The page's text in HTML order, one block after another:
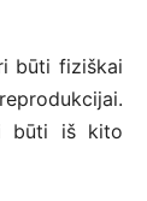
būti fiziškai
būti iš kito